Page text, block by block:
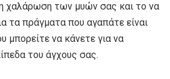
χαλάρωση των μυών σας και το να
τα πράγματα που αγαπάτε είναι
μπορείτε να κάνετε για να
του άγχους σας.